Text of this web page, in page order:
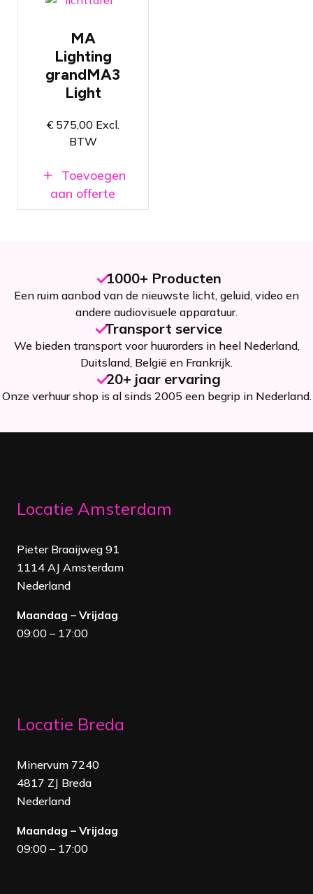
Professionele
lichtsturing
16384
parameters
Beschikt over
gemotoriseerde
faders
MA
Lighting
grandMA3
Light
€575,00Excl.
BTW
Toevoegen
aan offerte
1000+ Producten
Een ruim aanbod van de nieuwste licht, geluid, video en
andere audiovisuele apparatuur.
Transport service
We bieden transport voor huurorders in heel Nederland,
Duitsland, België en Frankrijk.
20+ jaar ervaring
Onze verhuur shop is al sinds 2005 een begrip in Nederland.
Locatie Amsterdam
Pieter Braaijweg 91
1114 AJ Amsterdam
Nederland
Maandag – Vrijdag
09:00 – 17:00
Locatie Breda
Minervum 7240
4817 ZJ Breda
Nederland
Maandag – Vrijdag
09:00 – 17:00